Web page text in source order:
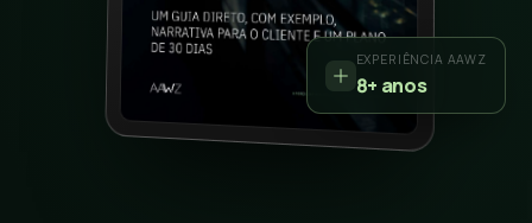
EXPERIÊNCIA AAWZ
8+ anos